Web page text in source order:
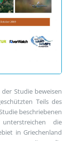
Studie beweisen
Teils des
beschriebenen
die
in Griechenland